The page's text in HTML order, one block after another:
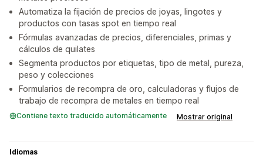
Automatiza la fijación de precios de joyas, lingotes y
productos con tasas spot en tiempo real
Fórmulas avanzadas de precios, diferenciales, primas y
cálculos de quilates
Segmenta productos por etiquetas, tipo de metal, pureza,
peso y colecciones
Formularios de recompra de oro, calculadoras y flujos de
trabajo de recompra de metales en tiempo real
Contiene texto traducido automáticamente Mostrar original
Idiomas